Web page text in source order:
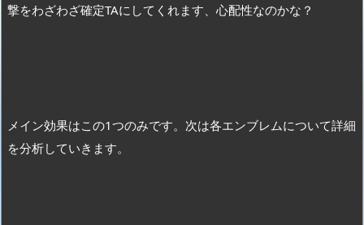
撃をわざわざ確定TAにしてくれます、心配性なのかな？
メイン効果はこの1つのみです。次は各エンブレムについて詳細
を分析していきます。